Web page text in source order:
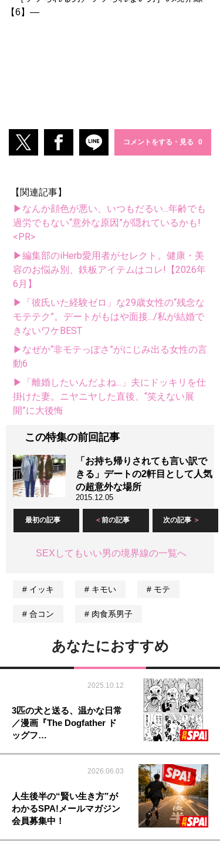
【6】―
コメントをする・見る
【関連記事】
▶なんか顔色が悪い、いつもだるい...年齢でも
過労でもない“意外な原因”が隠れているかも!
<PR>
▶編集部のiHerb愛用者がセレクト。健康・美
容のお悩み別、鉄板アイテムはコレ!【2026年
6月】
▶「彼氏いた経験ゼロ」な29歳女性の“残念な
モテテク”。デートがもはや面接.../私が結婚で
きないワケBEST
▶なぜか“非モテっぽさ”がにじみ出る女性の言
動6
▶「離婚したいんだよね...」夫にドッキリを仕
掛けた妻。ニヤニヤした直後、“笑えない展
開”に大後悔
この特集の前回記事
「お持ち帰りされても言い訳で
きる」デートの2軒目として人気
の超意外な場所
2015.12.05
最初の記事 前の記事 次の記事
SEXしてもいい男の境界線の一覧へ
イッキ キモい モテ
合コン 肉食系男子
あなたにおすすめ
2025.10.12
3匹の犬と送る、温かな日常
／漫画『The Dogfather ド
ッグフ…
2026.06.03
人生後半の“賢い生き方”が
わかるSPA!メールマガジン
会員募集中！